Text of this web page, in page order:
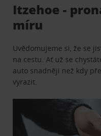
Itzehoe -
míru
Uvědomujeme si, že se
na cestu. Ať už se
auto snadněji než kdy
vyrazit.